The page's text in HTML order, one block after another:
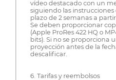
vídeo destacado con un
siguiendo las
plazo de 2 semanas a
Se deben proporcionar
(Apple ProRes 422 HQ o
bits). Si no se proporciona
proyección antes de la
descalificar.
6. Tarifas y reembolsos